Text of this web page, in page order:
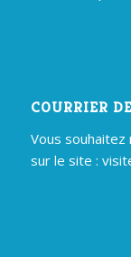
COURRIER
Vous
sur le site :